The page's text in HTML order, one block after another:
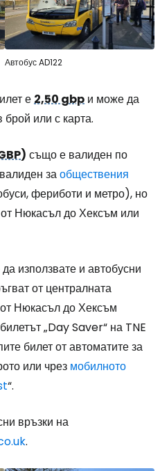
Автобус AD122
е2,50 gbp и може да
или с карта.
) също е валиден по
заобществения
фериботи и метро), но
Нюкасъл до Хексъм или
използвате и автобусни
от централната
Нюкасъл до Хексъм
„Day Saver“ на TNE
билет от автоматите за
или чрез мобилното
“.
връзки на
.